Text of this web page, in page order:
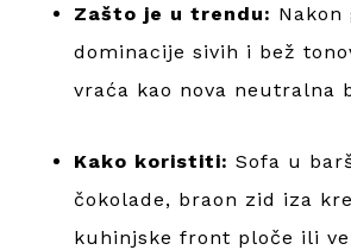
Zašto je u trendu: Nakon
dominacije sivih i bež
vraća kao nova neutralna
Kako koristiti: Sofa u
čokolade, braon zid iza
kuhinjske front ploče ili